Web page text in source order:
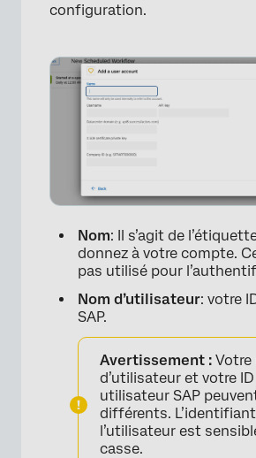
configuration.
Nom: Il s’agit de
donnez à votre compte.
pas utilisé pour
Nom d’utilisateur: votre
SAP.
Avertissement : Votre
d’utilisateur et votre ID
utilisateur SAP
différents.
l’utilisateur est
casse.